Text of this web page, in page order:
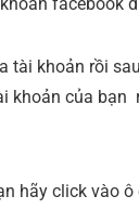
tài khoản rồi
khoản của bạn
hãy click vào